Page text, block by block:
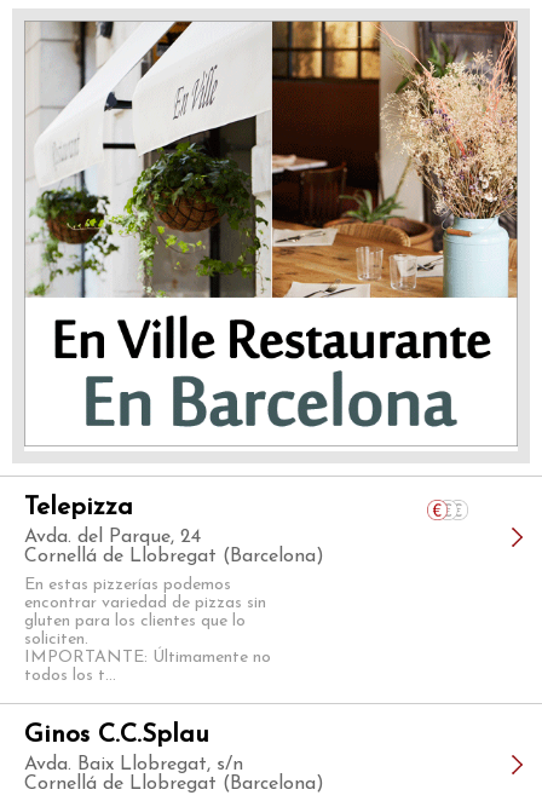
Telepizza
Avda. del Parque, 24
Cornellá de Llobregat (Barcelona)
En estas pizzerías podemos
encontrar variedad de pizzas sin
gluten para los clientes que lo
soliciten.
IMPORTANTE: Últimamente no
todos los t...
Ginos C.C.Splau
Avda. Baix Llobregat, s/n
Cornellá de Llobregat (Barcelona)